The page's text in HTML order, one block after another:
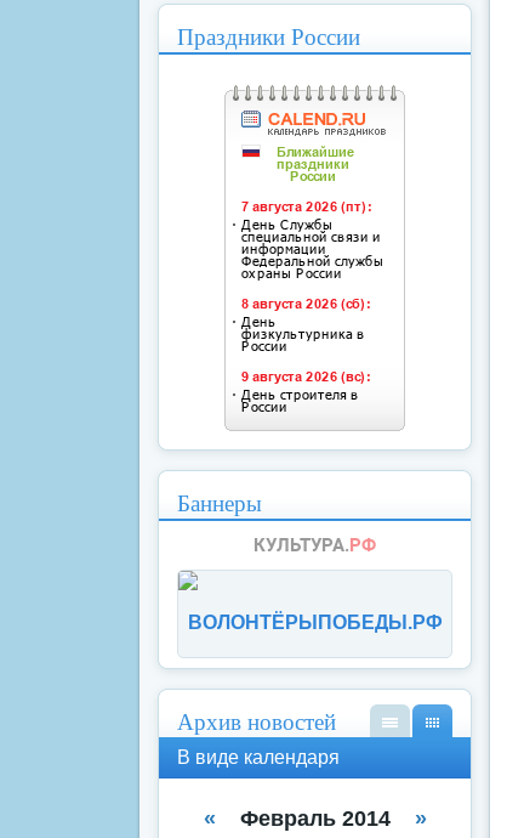
Праздники России
Баннеры
ВОЛОНТЁРЫПОБЕДЫ.РФ
Архив новостей
кал
спи
В виде календаря
« Февраль 2014 »